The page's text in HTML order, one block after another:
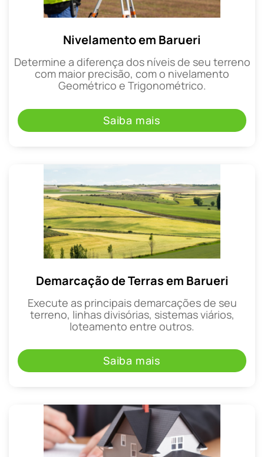
Nivelamento em Barueri
Determine a diferença dos níveis de seu terreno
com maior precisão, com o nivelamento
Geométrico e Trigonométrico.
Saiba mais
Demarcação de Terras em Barueri
Execute as principais demarcações de seu
terreno, linhas divisórias, sistemas viários,
loteamento entre outros.
Saiba mais